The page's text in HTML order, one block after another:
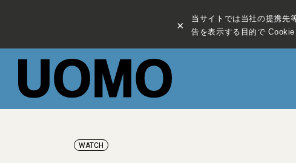
×
当サイトでは当社の提携先
告を表示する目的で Cookie
WATCH